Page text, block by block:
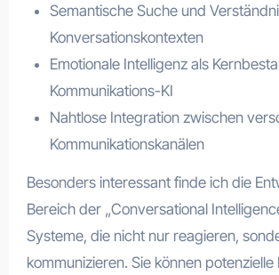
Semantische Suche und
Konversationskontexten
Emotionale Intelligenz als
Kommunikations-KI
Nahtlose Integration zwischen
Kommunikationskanälen
Besonders interessant finde ich die
Bereich der „Conversational
Systeme, die nicht nur reagieren,
kommunizieren. Sie können potenzielle